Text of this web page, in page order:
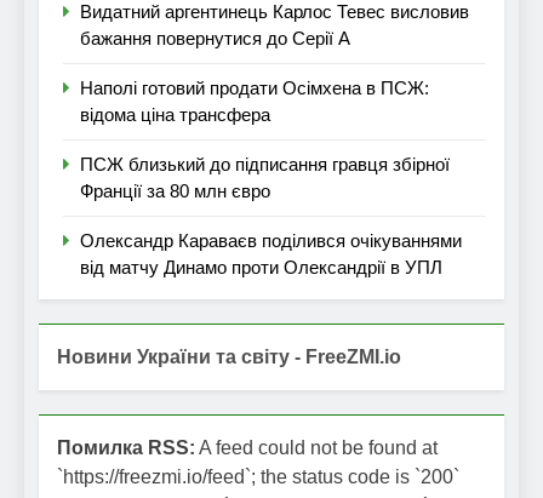
Видатний аргентинець Карлос Тевес висловив
бажання повернутися до Серії А
Наполі готовий продати Осімхена в ПСЖ:
відома ціна трансфера
ПСЖ близький до підписання гравця збірної
Франції за 80 млн євро
Олександр Караваєв поділився очікуваннями
від матчу Динамо проти Олександрії в УПЛ
Новини України та світу - FreeZMI.io
Помилка RSS: A feed could not be found at
`https://freezmi.io/feed`; the status code is `200`